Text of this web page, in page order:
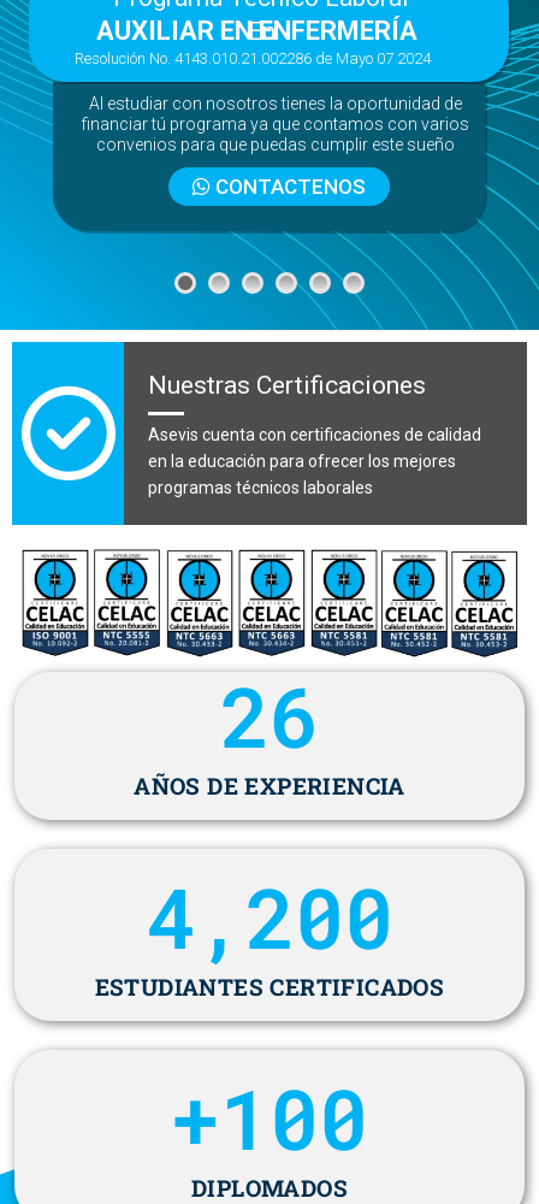
En
AUXILIAR EN ENFERMERÍA
Resolución No. 4143.010.21.002286 de Mayo 07 2024
Al estudiar con nosotros tienes la oportunidad de
financiar tú programa ya que contamos con varios
convenios para que puedas cumplir este sueño
CONTACTENOS
Nuestras Certificaciones
Asevis cuenta con certificaciones de calidad
en la educación para ofrecer los mejores
programas técnicos laborales
AÑOS DE EXPERIENCIA
26
ESTUDIANTES CERTIFICADOS
4,200
DIPLOMADOS
+100